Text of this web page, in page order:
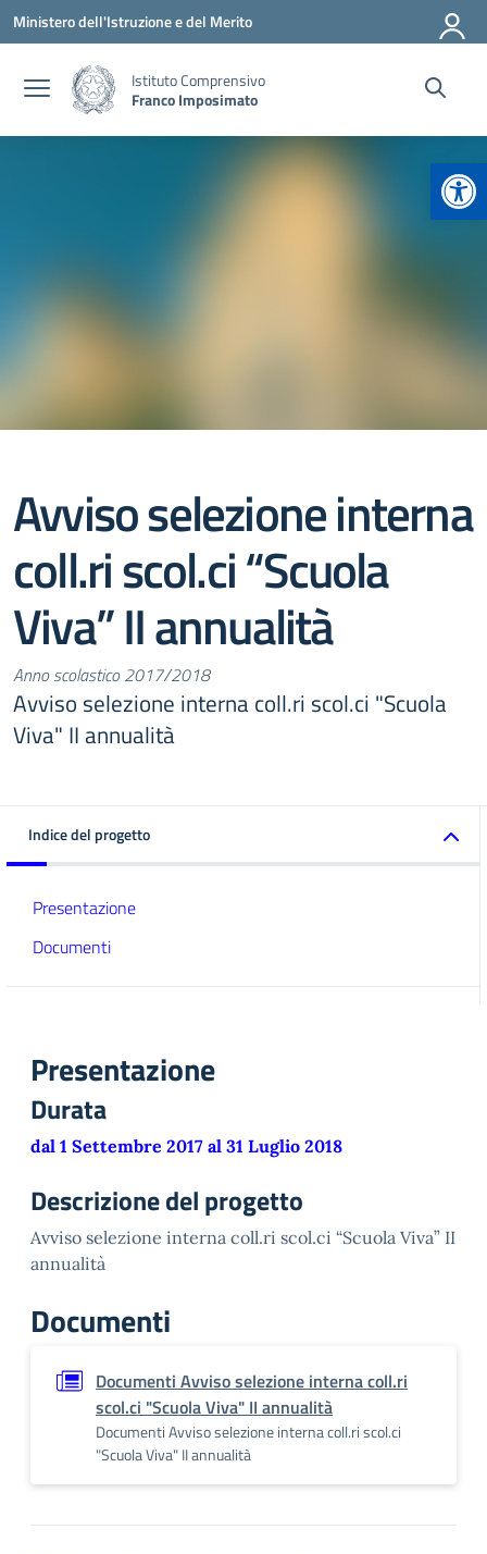
Vai ai contenuti
Vai al menu di navigazione
Vai al footer
Ministero dell'Istruzione e del Merito
Istituto Comprensivo
Franco Imposimato
Avviso selezione interna
coll.ri scol.ci “Scuola
Viva” II annualità
Anno scolastico 2017/2018
Avviso selezione interna coll.ri scol.ci "Scuola
Viva" II annualità
Indice del progetto
Presentazione
Documenti
Presentazione
Durata
dal 1 Settembre 2017 al 31 Luglio 2018
Descrizione del progetto
Avviso selezione interna coll.ri scol.ci “Scuola Viva” II
annualità
Documenti
Documenti Avviso selezione interna coll.ri
scol.ci "Scuola Viva" II annualità
Documenti Avviso selezione interna coll.ri scol.ci
"Scuola Viva" II annualità